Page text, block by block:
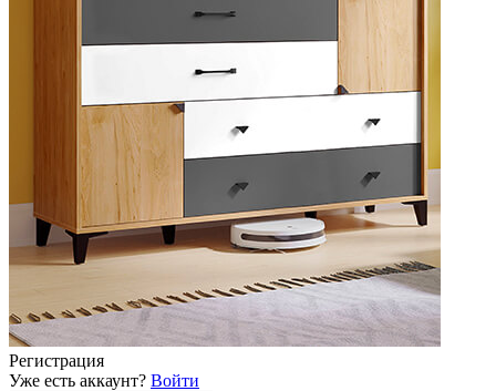
Регистрация
Уже есть аккаунт? Войти